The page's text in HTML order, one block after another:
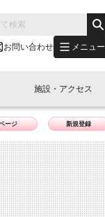
お問い合わせ メニュー
？
介
いて
施設・アクセス
ージ 新規登録